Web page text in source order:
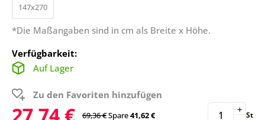
147x270
*Die Maßangaben sind in cm als Breite x Höhe.
Verfügbarkeit:
Auf Lager
Zu den Favoriten hinzufügen
69,36 €Spare41,62 € + St